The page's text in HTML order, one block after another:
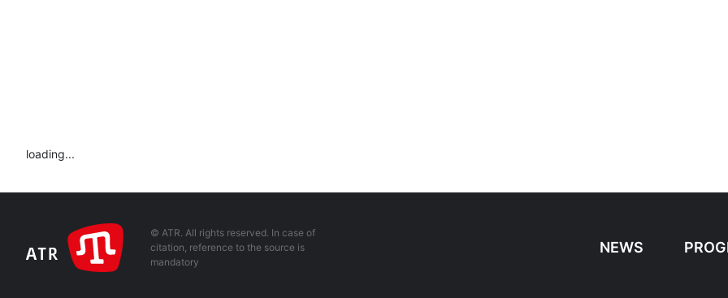
loading...
© ATR. All rights reserved. In case of
citation, reference to the source is
mandatory
NEWS